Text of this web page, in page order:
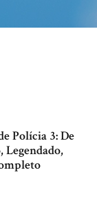
Polícia 3: De